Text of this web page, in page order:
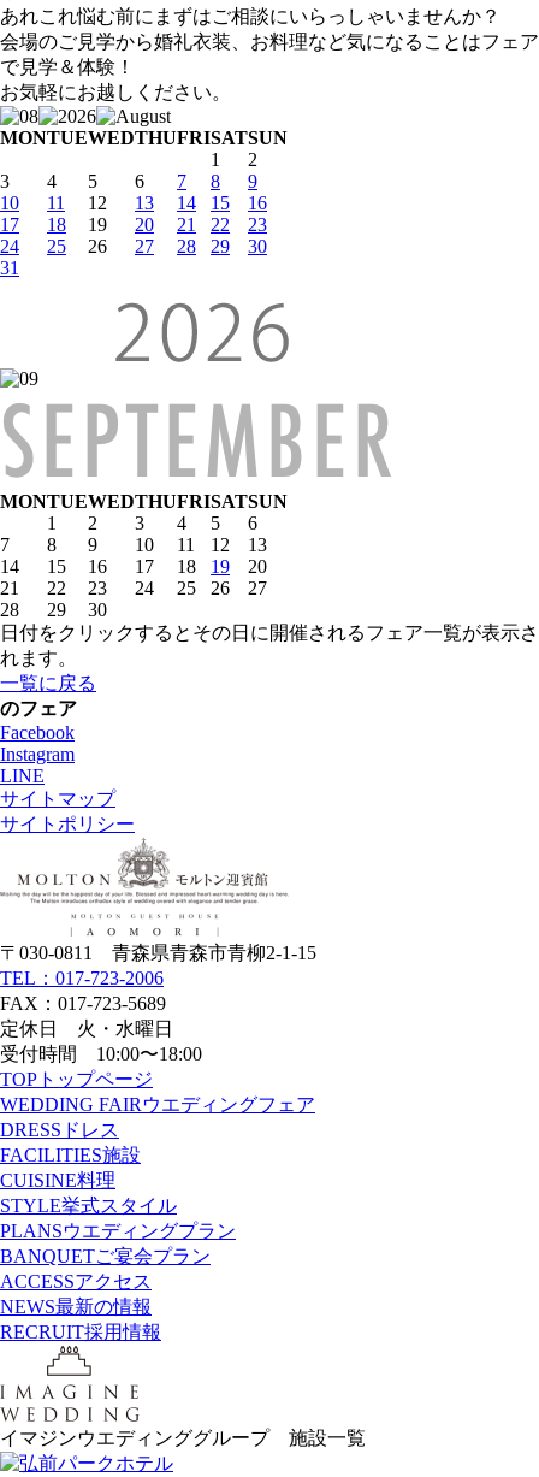
あれこれ悩む前にまずはご相談にいらっしゃいませんか？
会場のご見学から婚礼衣装、お料理など気になることはフェア
で見学＆体験！
お気軽にお越しください。
MONTUEWEDTHUFRISATSUN
1
2
3
4 5 6 7 8
9
10
11 12 13 14 15
16
17
18 19 20 21 22
23
24
25 26 27 28 29
30
31
MONTUEWEDTHUFRISATSUN
1
2 3 4 5
6
7
8 9 10 11 12
13
14
15 16 17 18 19
20
21
22 23 24 25 26
27
28
29
30
日付をクリックするとその日に開催されるフェア一覧が表示さ
れます。
一覧に戻る
のフェア
Facebook
Instagram
LINE
サイトマップ
サイトポリシー
〒030-0811 青森県青森市青柳2-1-15
TEL：017-723-2006
FAX：017-723-5689
定休日 火・水曜日
受付時間 10:00〜18:00
TOP トップページ
WEDDING FAIR ウエディングフェア
DRESS ドレス
FACILITIES施設
CUISINE料理
STYLE挙式スタイル
PLANSウエディングプラン
BANQUETご宴会プラン
ACCESSアクセス
NEWS最新の情報
RECRUIT採用情報
イマジンウエディンググループ 施設一覧